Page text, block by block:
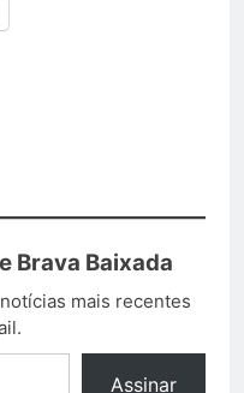
Brava Baixada
mais recentes
Assinar